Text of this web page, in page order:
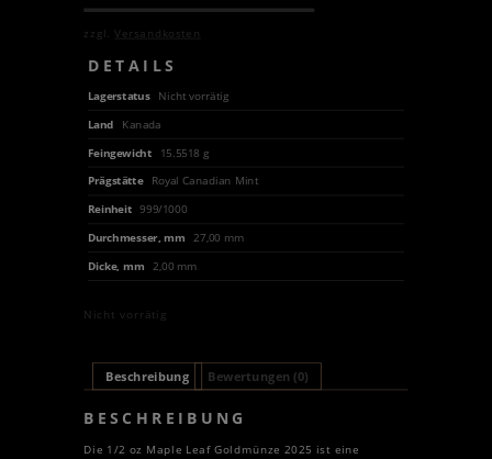
zzgl.Versandkosten
DETAILS
Lagerstatus Nicht vorrätig
Land
Kanada
Feingewicht
15.5518 g
Prägstätte
Royal Canadian Mint
Reinheit 999/1000
Durchmesser, mm
27,00 mm
Dicke, mm 2,00 mm
Nicht vorrätig
Beschreibung Bewertungen (0)
BESCHREIBUNG
Die 1/2 oz Maple Leaf Goldmünze 2025 ist eine